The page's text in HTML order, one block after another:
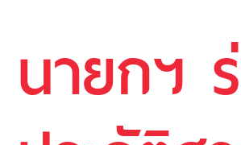
นายกฯ